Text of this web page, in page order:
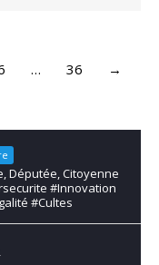
… 36 →
Députée, Citoyenne
#Innovation
#Cultes